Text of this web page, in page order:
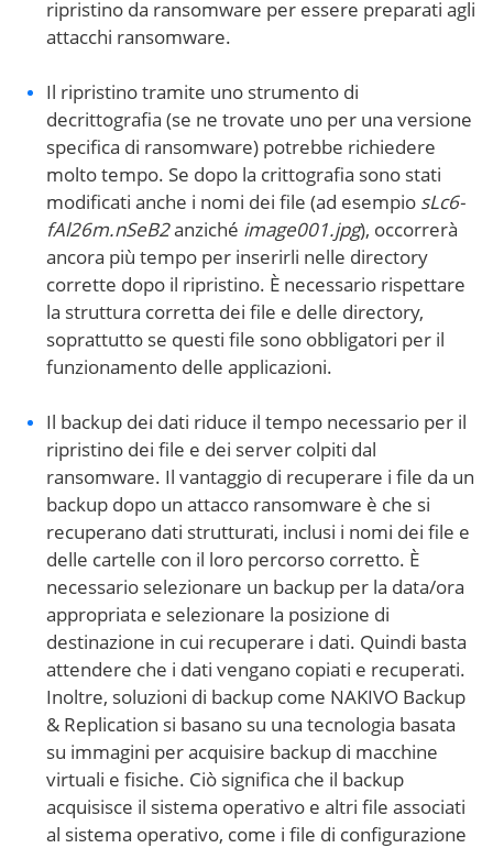
ripristino da ransomware per essere preparati agli
attacchi ransomware.
Il ripristino tramite uno strumento di
decrittografia (se ne trovate uno per una versione
specifica di ransomware) potrebbe richiedere
molto tempo. Se dopo la crittografia sono stati
modificati anche i nomi dei file (ad esempio sLc6-
fAl26m.nSeB2anziché image001.jpg), occorrerà
ancora più tempo per inserirli nelle directory
corrette dopo il ripristino. È necessario rispettare
la struttura corretta dei file e delle directory,
soprattutto se questi file sono obbligatori per il
funzionamento delle applicazioni.
Il backup dei dati riduce il tempo necessario per il
ripristino dei file e dei server colpiti dal
ransomware. Il vantaggio di recuperare i file da un
backup dopo un attacco ransomware è che si
recuperano dati strutturati, inclusi i nomi dei file e
delle cartelle con il loro percorso corretto. È
necessario selezionare un backup per la data/ora
appropriata e selezionare la posizione di
destinazione in cui recuperare i dati. Quindi basta
attendere che i dati vengano copiati e recuperati.
Inoltre, soluzioni di backup come NAKIVO Backup
& Replication si basano su una tecnologia basata
su immagini per acquisire backup di macchine
virtuali e fisiche. Ciò significa che il backup
acquisisce il sistema operativo e altri file associati
al sistema operativo, come i file di configurazione